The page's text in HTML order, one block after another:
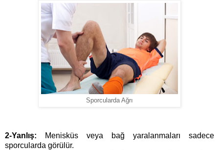
Sporcularda Ağrı
2-Yanlış: Menisküs veya bağ yaralanmaları sadece
sporcularda görülür.